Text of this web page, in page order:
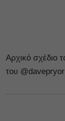
Αρχικό σχέδιο
του @davepryor